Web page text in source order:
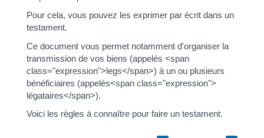
Pour cela, vous pouvez les exprimer par écrit dans un
testament.
Ce document vous permet notamment d'organiser la
transmission de vos biens (appelés <span
class="expression">legs</span>) à un ou plusieurs
bénéficiaires (appelés<span class="expression">
légataires</span>).
Voici les règles à connaître pour faire un testament.